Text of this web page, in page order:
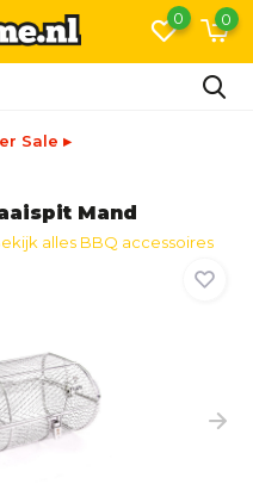
0 0
Sale ▸
Mand
alles BBQ accessoires